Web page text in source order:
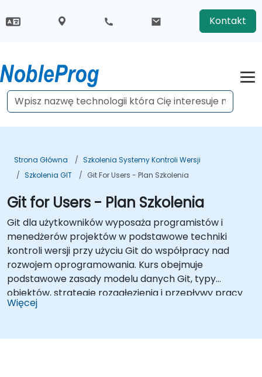
Kontakt
Strona Główna
Szkolenia Systemy Kontroli Wersji
Szkolenia GIT
Git For Users - Plan Szkolenia
Git for Users - Plan Szkolenia
Git dla użytkowników wyposaża programistów i
menedżerów projektów w podstawowe techniki
kontroli wersji przy użyciu Git do współpracy nad
rozwojem oprogramowania. Kurs obejmuje
podstawowe zasady modelu danych Git, typy
obiektów, strategie rozgałęzienia i przepływy pracy
związane z scalaniem. Przedstawia sprawdzone
Więcej